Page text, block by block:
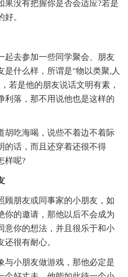
果没有把握你是否会适应?若是
。
起去参加一些同学聚会、朋友
是什么样，所谓是"物以类聚,人
若是他的朋友说话文明有素，
利落，那不用说他也是这样的
胡吃海喝，说些不着边不着际
的话，而且还穿着还很不得
样呢?
顾朋友或同事家的小朋友，如
你的邀请，那他以后不会成为
意你的想法，并且很乐于和小
很有耐心。
与小朋友做游戏，那他必定是